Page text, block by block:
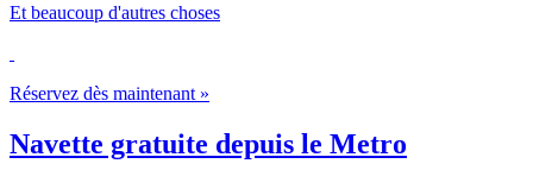
Et beaucoup d'autres choses
Réservez dès maintenant »
Navette gratuite depuis le Metro